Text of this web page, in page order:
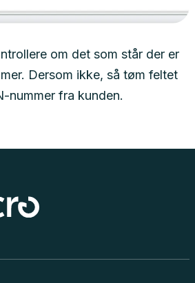
om det som står der er
Dersom ikke, så tøm feltet
nummer fra kunden.